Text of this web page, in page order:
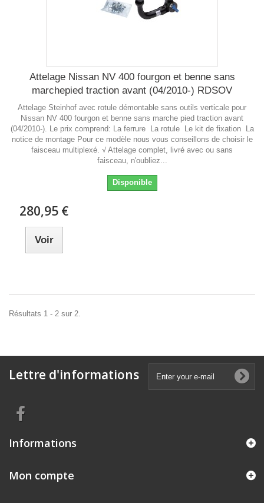
Attelage Nissan NV 400 fourgon et benne sans
marchepied traction avant (04/2010-) RDSOV
Attelage Steinhof avec rotule démontable sans outils verticale pour
Nissan NV 400 fourgon et benne sans marche pied traction avant
(04/2010-). Le prix comprend: La ferrure La rotule Le kit de fixation La
notice de montage Pour ce modèle nous vous conseillons de choisir le
faisceau multiplexé. √ Attelage complet, livré avec ou sans
faisceau, n'oubliez...
Disponible
280,95 €
Voir
Résultats 1 - 2 sur 2.
Lettre d'informations
Informations
Mon compte